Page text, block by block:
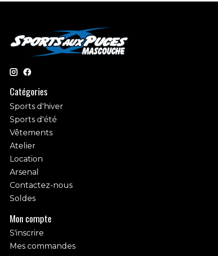
Catégories
Sports d'hiver
Sports d'été
Vêtements
Atelier
Location
Arsenal
Contactez-nous
Soldes
Mon compte
S'inscrire
Mes commandes